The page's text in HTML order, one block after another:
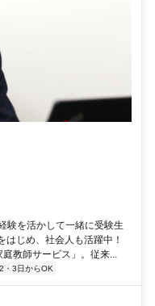
を活かして一緒に受験生
じめ、社会人も活躍中！
教師サービス」。従来...
・3日からOK